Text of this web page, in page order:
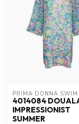
PRIMA DONNA SWIM
4014084
IMPRESSIONIST
SUMMER